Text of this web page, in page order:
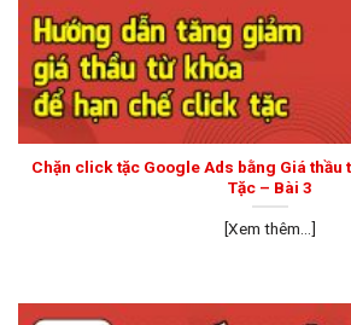
Chặn click tặc Google Ads bằng Giá thầu
Tặc – Bài 3
[Xem thêm...]